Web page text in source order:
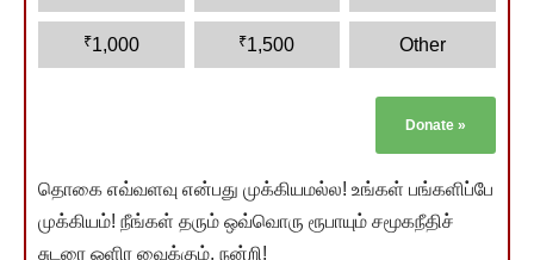
₹1,000 ₹1,500 Other
Donate »
தொகை எவ்வளவு என்பது முக்கியமல்ல! உங்கள் பங்களிப்பே
முக்கியம்! நீங்கள் தரும் ஒவ்வொரு ரூபாயும் சமூகநீதிச்
சுடரை ஒளிர வைக்கும். நன்றி!